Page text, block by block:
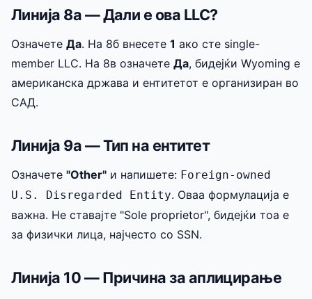
Линија 8а — Дали е ова LLC?
Означете Да. На 8б внесете 1 ако сте single-
member LLC. На 8в означете Да, бидејќи Wyoming е
американска држава и ентитетот е организиран во
САД.
Линија 9а — Тип на ентитет
Означете "Other" и напишете: Foreign-owned
U.S. Disregarded Entity. Оваа формулација е
важна. Не ставајте "Sole proprietor", бидејќи тоа е
за физички лица, најчесто со SSN.
Линија 10 — Причина за аплицирање